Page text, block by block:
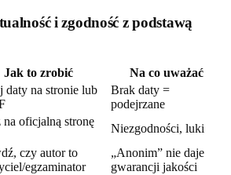
i zgodność z podstawą
Jak to zrobić
Na co uważać
daty na stronie lub
Brak daty =
podejrzane
na oficjalną stronę
Niezgodności, luki
czy autor to
egzaminator
„Anonim” nie daje
gwarancji jakości